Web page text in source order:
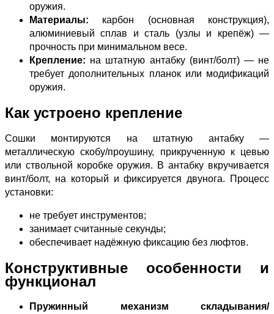
оружия.
Материалы: карбон (основная конструкция),
алюминиевый сплав и сталь (узлы и крепёж) —
прочность при минимальном весе.
Крепление: на штатную антабку (винт/болт) — не
требует дополнительных планок или модификаций
оружия.
Как устроено крепление
Сошки монтируются на штатную антабку —
металлическую скобу/проушину, прикрученную к цевью
или ствольной коробке оружия. В антабку вкручивается
винт/болт, на который и фиксируется двунога. Процесс
установки:
не требует инструментов;
занимает считанные секунды;
обеспечивает надёжную фиксацию без люфтов.
Конструктивные особенности и
функционал
Пружинный механизм складывания/